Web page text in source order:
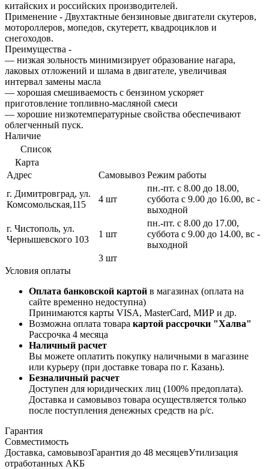
китайских и российских производителей.
Применение - Двухтактные бензиновые двигатели скутеров,
мотороллеров, мопедов, скутеретт, квадроциклов и
снегоходов.
Преимущества -
— низкая зольность минимизирует образование нагара,
лаковых отложений и шлама в двигателе, увеличивая
интервал замены масла
— хорошая смешиваемость с бензином ускоряет
приготовление топливно-масляной смеси
— хорошие низкотемпературные свойства обеспечивают
облегченный пуск.
Наличие
Список
Карта
Адрес
Самовывоз Режим работы
г. Димитровград, ул.
Комсомольская,115
4 шт
пн.-пт. с 8.00 до 18.00,
суббота с 9.00 до 16.00, вс -
выходной
г. Чистополь, ул.
Чернышевского 103
1 шт
пн.-пт. с 8.00 до 17.00,
суббота с 9.00 до 14.00, вс -
выходной
3 шт
Условия оплаты
Оплата банковской картой в магазинах (оплата на
сайте временно недоступна)
Принимаются карты VISA, MasterCard, МИР и др.
Возможна оплата товара картой рассрочки "Халва"
Рассрочка 4 месяца
Наличный расчет
Вы можете оплатить покупку наличными в магазине
или курьеру (при доставке товара по г. Казань).
Безналичный расчет
Доступен для юридических лиц (100% предоплата).
Доставка и самовывоз товара осуществляется только
после поступления денежных средств на р/c.
Гарантия
Совместимость
Доставка, самовывозГарантия до 48 месяцевУтилизация
отработанных АКБ